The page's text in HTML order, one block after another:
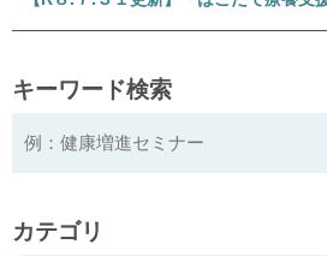
キーワード検索
カテゴリ